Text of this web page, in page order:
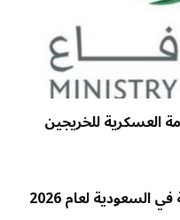
العسكرية للخريجين
السعودية لعام 2026